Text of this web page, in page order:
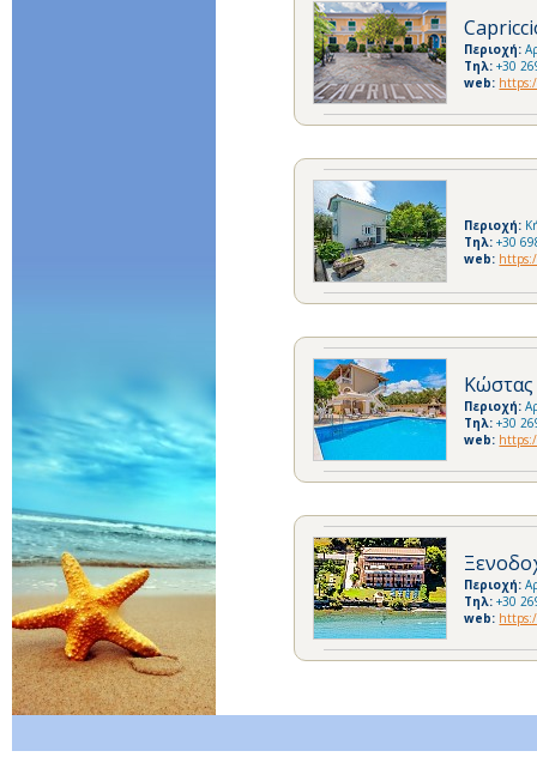
Περιοχή:
Τηλ:+30
web:
Περιοχή:
Τηλ:+30
web:
Κώστας
Περιοχή:
Τηλ:+30
web:
Περιοχή:
Τηλ:+30
web: